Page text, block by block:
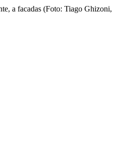
a facadas (Foto: Tiago Ghizoni,